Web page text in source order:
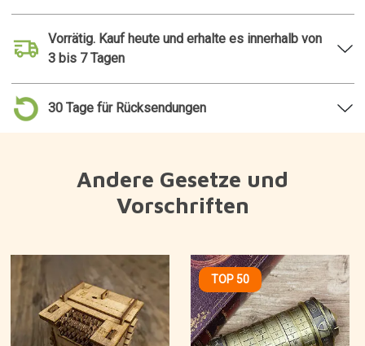
Vorrätig. Kauf heute und erhalte es innerhalb von
3 bis 7 Tagen
30 Tage für Rücksendungen
Andere Gesetze und
Vorschriften
TOP 50